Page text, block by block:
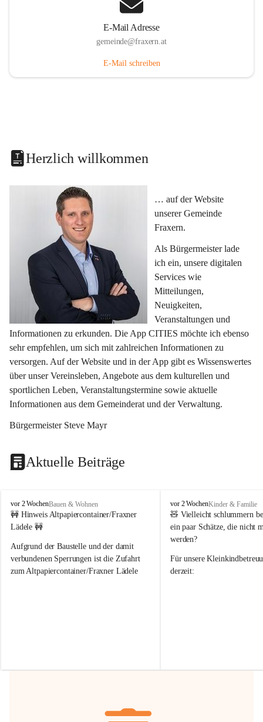
E-Mail Adresse
gemeinde@fraxern.at
E-Mail schreiben
Herzlich willkommen
… auf der Website
unserer Gemeinde
Fraxern.
Als Bürgermeister lade
ich ein, unsere digitalen
Services wie
Mitteilungen,
Neuigkeiten,
Veranstaltungen und
Informationen zu erkunden. Die App CITIES möchte ich ebenso
sehr empfehlen, um sich mit zahlreichen Informationen zu
versorgen. Auf der Website und in der App gibt es Wissenswertes
über unser Vereinsleben, Angebote aus dem kulturellen und
sportlichen Leben, Veranstaltungstermine sowie aktuelle
Informationen aus dem Gemeinderat und der Verwaltung.
Bürgermeister Steve Mayr
Aktuelle Beiträge
F
r
a
e
r
n
vor 2 WochenBauen & Wohnen
🚧 Hinweis Altpapiercontainer/Fraxner
Lädele 🚧
Aufgrund der Baustelle und der damit
verbundenen Sperrungen ist die Zufahrt
zum Altpapiercontainer/Fraxner Lädele
Hilfsbereitschaft!
F
r
a
x
r
n
vor 2 WochenKinder & Familie
🧸 Vielleicht schlummern
ein paar Schätze, die nicht
werden?
Für unsere
derzeit: